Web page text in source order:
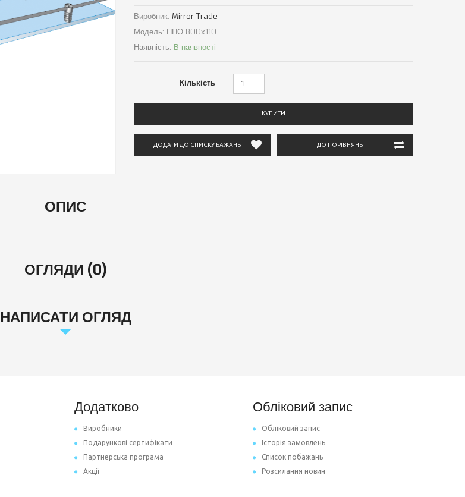
Виробник: Mirror Trade
Модель: ППО 800х110
Наявність: В наявності
Кількість
КУПИТИ
ДОДАТИ ДО СПИСКУ БАЖАНЬ ДО ПОРІВНЯНЬ
ОПИС
ОГЛЯДИ (0)
НАПИСАТИ ОГЛЯД
Додатково
Виробники
Подарункові сертифікати
Партнерська програма
Акції
Обліковий запис
Обліковий запис
Історія замовлень
Список побажань
Розсилання новин